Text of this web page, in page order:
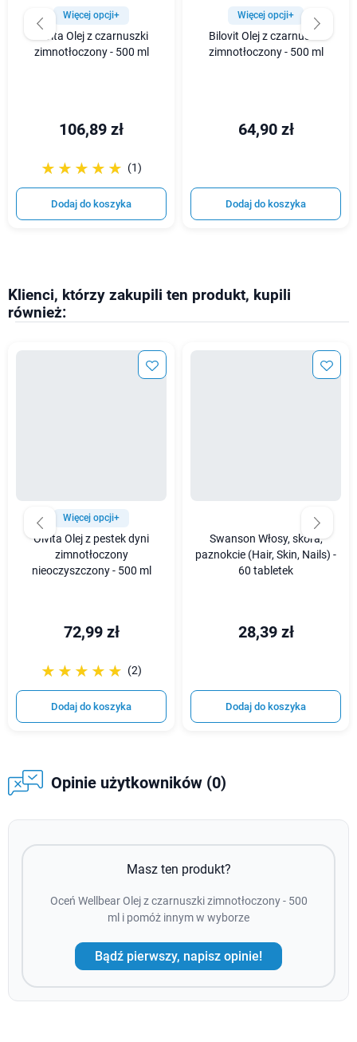
Więcej opcji+
Olvita Olej z czarnuszki
zimnotłoczony - 500 ml
106,89 zł
☆☆☆☆☆
★★★★★ (1)
Dodaj do koszyka
Więcej opcji+
Bilovit Olej z czarnuszki
zimnotłoczony - 500 ml
64,90 zł
Dodaj do koszyka
Klienci, którzy zakupili ten produkt, kupili
również:
Więcej opcji+
Olvita Olej z pestek dyni
zimnotłoczony
nieoczyszczony - 500 ml
72,99 zł
☆☆☆☆☆
★★★★★ (2)
Dodaj do koszyka
Swanson Włosy, skóra,
paznokcie (Hair, Skin, Nails) -
60 tabletek
28,39 zł
Dodaj do koszyka
Opinie użytkowników (0)
Masz ten produkt?
Oceń Wellbear Olej z czarnuszki zimnotłoczony - 500
ml i pomóż innym w wyborze
Bądź pierwszy, napisz opinie!